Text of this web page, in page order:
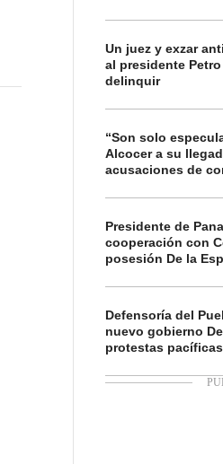
Un juez y exzar
al presidente
delinquir
“Son solo
Alcocer a su
acusaciones de
Presidente de
cooperación con
posesión De la
Defensoría del
nuevo gobierno
protestas pacíficas